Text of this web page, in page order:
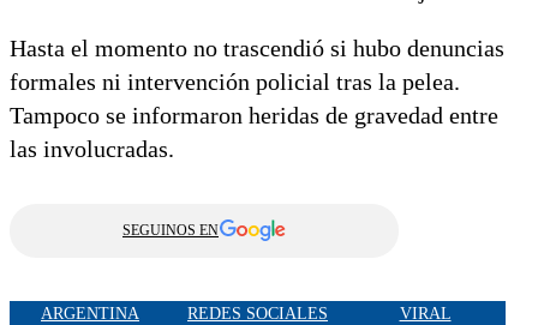
Hasta el momento no trascendió si hubo denuncias
formales ni intervención policial tras la pelea.
Tampoco se informaron heridas de gravedad entre
las involucradas.
SEGUINOS EN
ARGENTINA REDES SOCIALES
VIRAL